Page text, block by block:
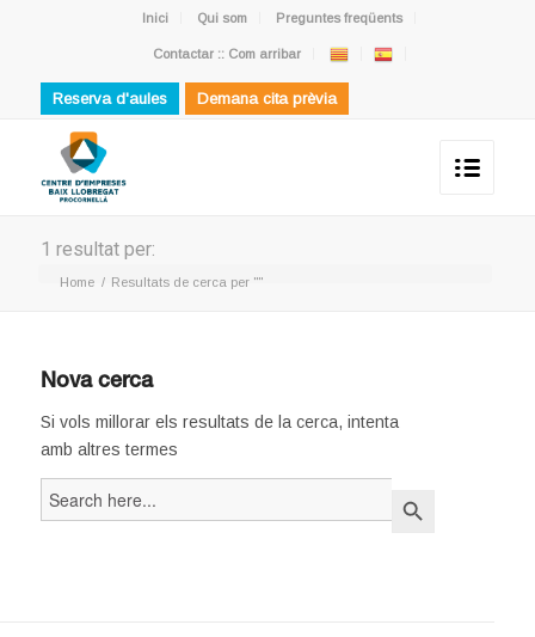
Inici Qui som Preguntes freqüents
Contactar :: Com arribar
Reserva d'aules Demana cita prèvia
1 resultat per:
Home / Resultats de cerca per ""
Nova cerca
Si vols millorar els resultats de la cerca, intenta
amb altres termes
Search
for: